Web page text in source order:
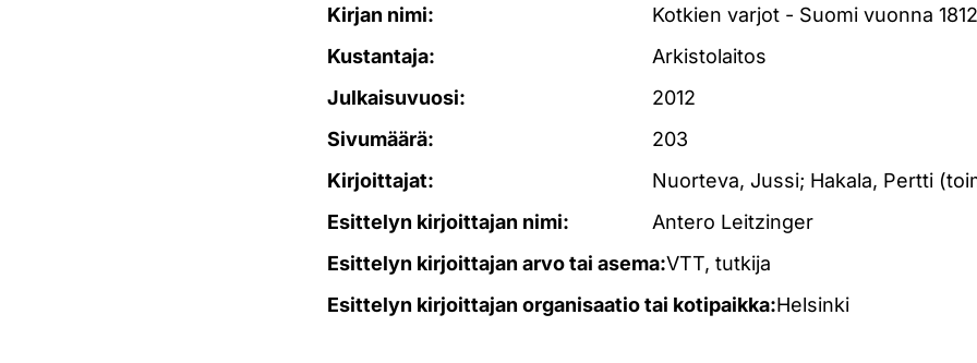
Kirjan nimi:
Kotkien varjot - Suomi vuonna 1812
Kustantaja:
Arkistolaitos
Julkaisuvuosi:
2012
Sivumäärä:
203
Kirjoittajat:
Nuorteva, Jussi; Hakala, Pertti
Esittelyn kirjoittajan nimi:
Antero Leitzinger
Esittelyn kirjoittajan arvo tai asema:VTT, tutkija
Esittelyn kirjoittajan organisaatio tai kotipaikka:Helsinki